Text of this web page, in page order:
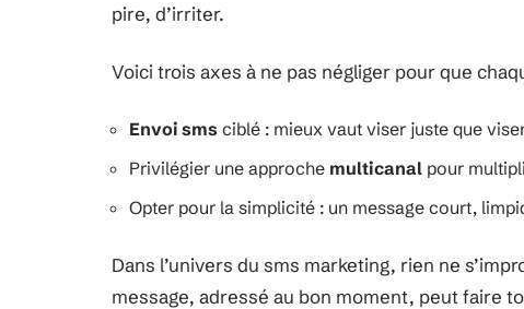
pire, d’irriter.
Voici trois axes à ne pas négliger pour que
Envoi sms ciblé : mieux vaut viser juste que
Privilégier une approche multicanal pour
Opter pour la simplicité : un message court,
Dans l’univers du sms marketing, rien ne
message, adressé au bon moment, peut faire